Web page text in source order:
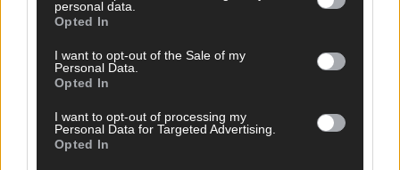
personal data.
Opted In
I want to opt-out of the Sale of my
Personal Data.
Opted In
I want to opt-out of processing my
Personal Data for Targeted Advertising.
Opted In
Neue Themenwelt, neues Café, neue
Westernstadt: Der Europa-Park 2026 setzt auf
viele Highlights